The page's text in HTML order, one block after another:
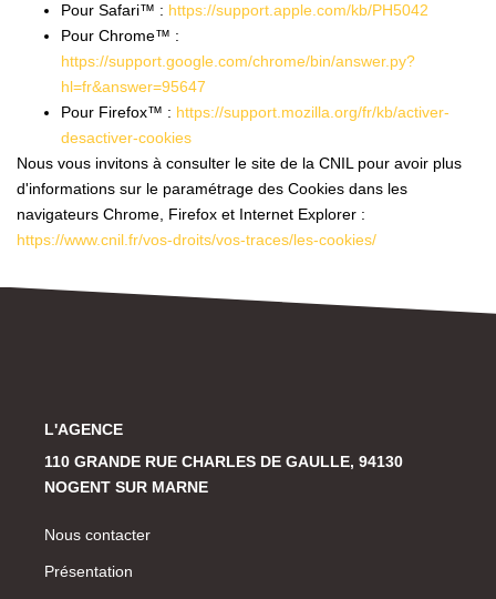
Pour Safari™ : https://support.apple.com/kb/PH5042
Pour Chrome™ :
https://support.google.com/chrome/bin/answer.py?
hl=fr&answer=95647
Pour Firefox™ : https://support.mozilla.org/fr/kb/activer-
desactiver-cookies
Nous vous invitons à consulter le site de la CNIL pour avoir plus
d'informations sur le paramétrage des Cookies dans les
navigateurs Chrome, Firefox et Internet Explorer :
https://www.cnil.fr/vos-droits/vos-traces/les-cookies/
L'AGENCE
110 GRANDE RUE CHARLES DE GAULLE, 94130
NOGENT SUR MARNE
Nous contacter
Présentation